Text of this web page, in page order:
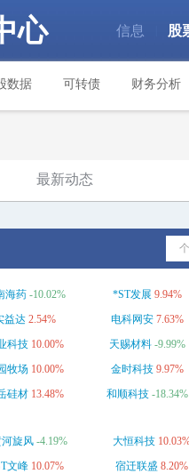
心 信息 股
数据 可转债 财务分析
最新动态
海药 -10.02% *ST发展 9.94%
益达 2.54% 电科网安 7.63%
科技 10.00% 天赐材料 -9.99%
牧场 10.00% 金时科技 9.97%
硅材 13.48% 和顺科技 -18.34%
旋风 -4.19% 大恒科技
文峰 10.07% 宿迁联盛 8.20%